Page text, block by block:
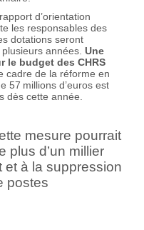
d’orientation
les responsables des
dotations seront
années. Une
le budget des CHRS
cadre de la réforme en
57 millions d’euros est
dès cette année.
mesure pourrait
plus d’un millier
et à la suppression
postes